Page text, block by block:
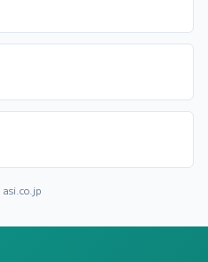
asi.co.jp